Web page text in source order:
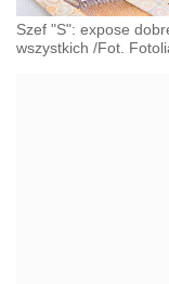
Szef "S": expose
wszystkich /Fot.